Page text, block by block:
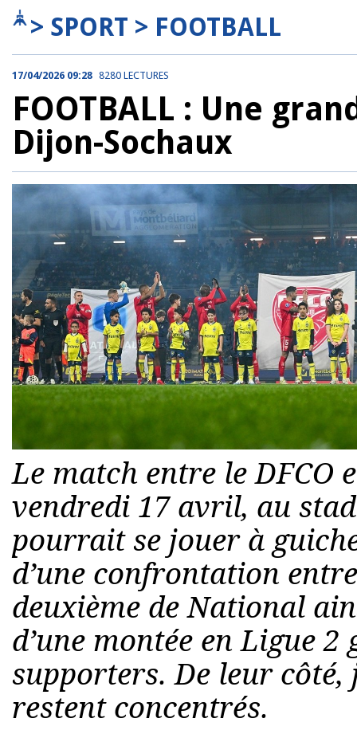
> SPORT > FOOTBALL
17/04/2026 09:28 8280 LECTURES
FOOTBALL : Une
Dijon-Sochaux
Le match entre le DFCO
vendredi 17 avril, au
pourrait se jouer à
d’une confrontation
deuxième de National
d’une montée en Ligue 2
supporters. De leur
restent concentrés.